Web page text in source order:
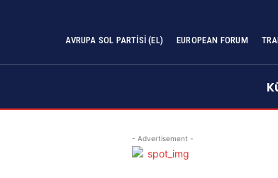
AVRUPA SOL PARTISI (EL) EUROPEAN FORUM
- Advertisement -